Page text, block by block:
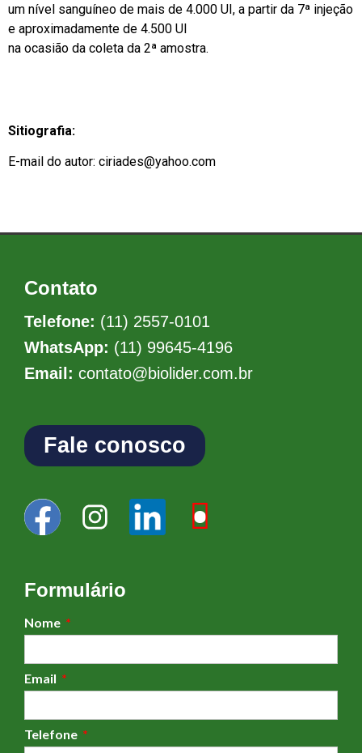
um nível sanguíneo de mais de 4.000 UI, a partir da 7ª injeção
e aproximadamente de 4.500 UI
na ocasião da coleta da 2ª amostra.
Sitiografia:
E-mail do autor: ciriades@yahoo.com
Contato
Telefone: (11) 2557-0101
WhatsApp: (11) 99645-4196
Email: contato@biolider.com.br
Fale conosco
Formulário
Nome
Email
Telefone